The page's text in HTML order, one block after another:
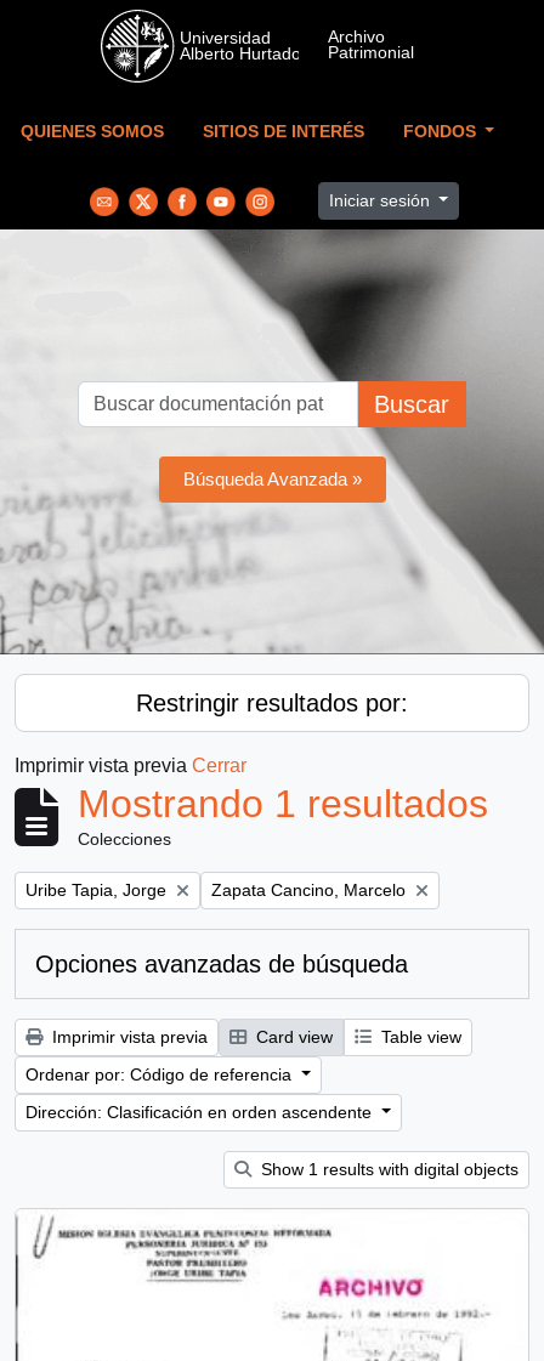
Skip to main content
QUIENES SOMOS SITIOS DE INTERÉS FONDOS
Iniciar sesión
Buscar
Búsqueda Avanzada »
Restringir resultados por:
Imprimir vista previa Cerrar
Mostrando 1 resultados
Colecciones
Remove filter:
Uribe Tapia, Jorge Remove filter:
Zapata Cancino, Marcelo
Opciones avanzadas de búsqueda
Imprimir vista previa Card view
Table view
Ordenar por: Código de referencia
Dirección: Clasificación en orden ascendente
Show 1 results with digital objects